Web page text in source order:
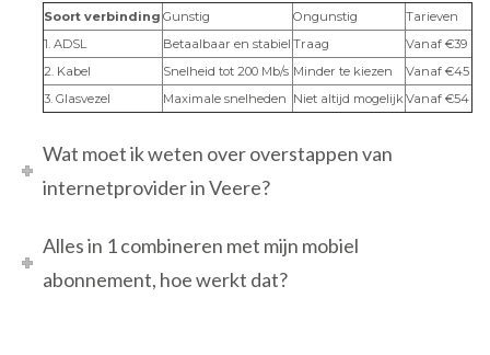
Soort verbinding Gunstig Ongunstig
Tarieven
1. ADSL
Betaalbaar en stabiel Traag
Vanaf €39
2. Kabel
Snelheid tot 200 Mb/s Minder te kiezen
Vanaf €45
3. Glasvezel
Maximale snelheden Niet altijd mogelijkVanaf €54
Wat moet ik weten over overstappen van
internetprovider in Veere?
Alles in 1 combineren met mijn mobiel
abonnement, hoe werkt dat?